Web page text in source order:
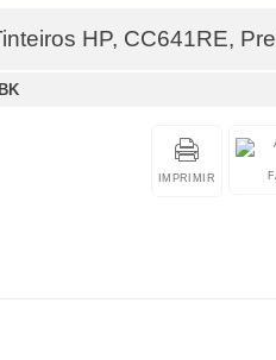
HP, CC641RE,
IMPRIMIR